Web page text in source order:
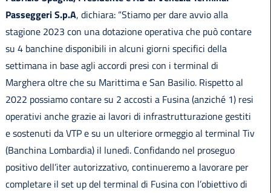
Passeggeri S.p.A, dichiara: “Stiamo per dare avvio alla
stagione 2023 con una dotazione operativa che può contare
su 4 banchine disponibili in alcuni giorni specifici della
settimana in base agli accordi presi con i terminal di
Marghera oltre che su Marittima e San Basilio. Rispetto al
2022 possiamo contare su 2 accosti a Fusina (anziché 1) resi
operativi anche grazie ai lavori di infrastrutturazione gestiti
e sostenuti da VTP e su un ulteriore ormeggio al terminal Tiv
(Banchina Lombardia) il lunedì. Confidando nel proseguo
positivo dell’iter autorizzativo, continueremo a lavorare per
completare il set up del terminal di Fusina con l’obiettivo di